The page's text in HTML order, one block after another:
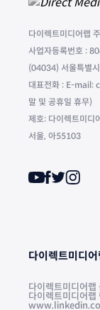
다이렉트미디어랩
사업자등록번호 :
(04034) 서울특별
대표전화 : E-
말 및 공휴일 휴무)
제호: 다이렉트미디
서울, 아55103
다이렉트미디
다이렉트미디어
다이렉트미디어랩